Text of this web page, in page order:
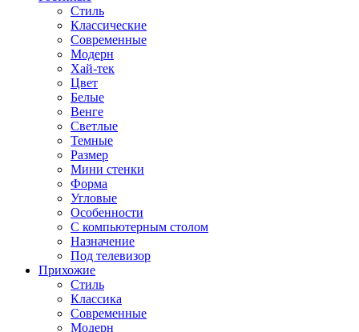
Стиль
Классические
Современные
Модерн
Хай-тек
Цвет
Белые
Венге
Светлые
Темные
Размер
Мини стенки
Форма
Угловые
Особенности
С компьютерным столом
Назначение
Под телевизор
Прихожие
Стиль
Классика
Современные
Модерн